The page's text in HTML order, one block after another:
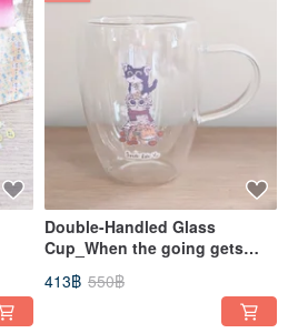
Double-Handled Glass
Cup_When the going gets
thoug , the thoug get going.
413฿ 550฿